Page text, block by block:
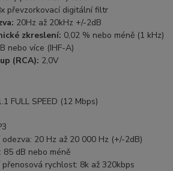
převzorkovací digitální filtr
20Hz až 20kHz +/-2dB
zkreslení: 0,02 % nebo méně (1 kHz)
nebo více (IHF-A)
(RCA): 2,0V
FULL SPEED (12 Mbps)
odezva: 20 Hz až 20 000 Hz (+/-2dB)
85 dB nebo méně
přenosová rychlost: 8k až 320kbps